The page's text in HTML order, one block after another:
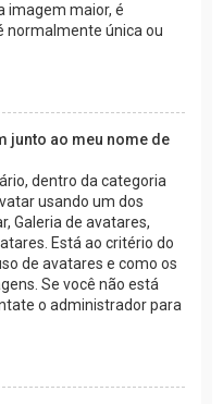
imagem maior, é
normalmente única ou
junto ao meu nome de
dentro da categoria
usando um dos
Galeria de avatares,
Está ao critério do
de avatares e como os
Se você não está
o administrador para